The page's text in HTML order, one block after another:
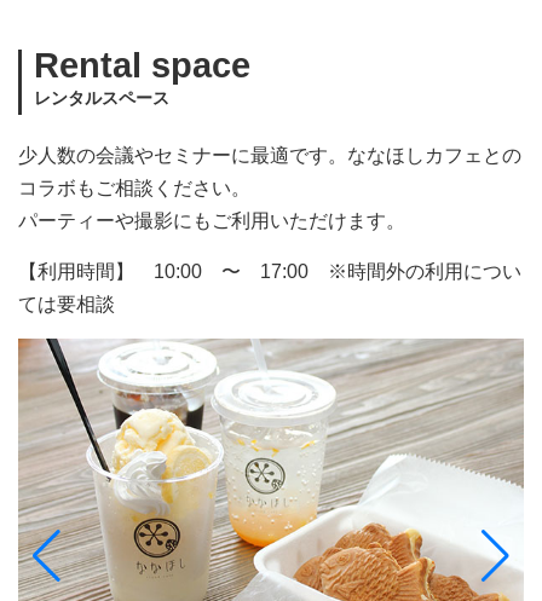
Rental space
レンタルスペース
少人数の会議やセミナーに最適です。ななほしカフェとの
コラボもご相談ください。
パーティーや撮影にもご利用いただけます。
【利用時間】 10:00 〜 17:00 ※時間外の利用につい
ては要相談